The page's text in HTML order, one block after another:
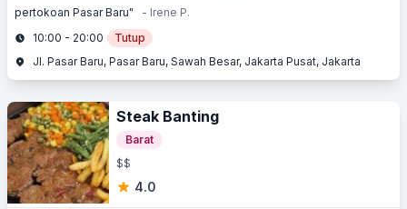
pertokoan Pasar Baru"
- Irene P.
10:00 - 20:00
Tutup
Jl. Pasar Baru, Pasar Baru, Sawah Besar, Jakarta Pusat, Jakarta
Steak Banting
Barat
$$
4.0